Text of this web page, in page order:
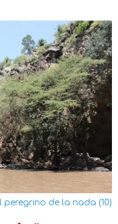
peregrino de la nada (10)